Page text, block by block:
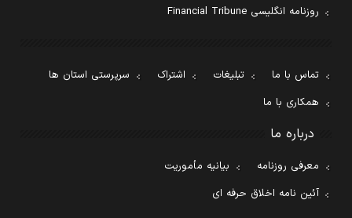
روزنامه انگلیسی Financial Tribune
تماس با ما تبلیغات اشتراک
سرپرستی استان ها
همکاری با ما
درباره ما
معرفی روزنامه
بیانیه مأموریت
آئین نامه اخلاق حرفه ای